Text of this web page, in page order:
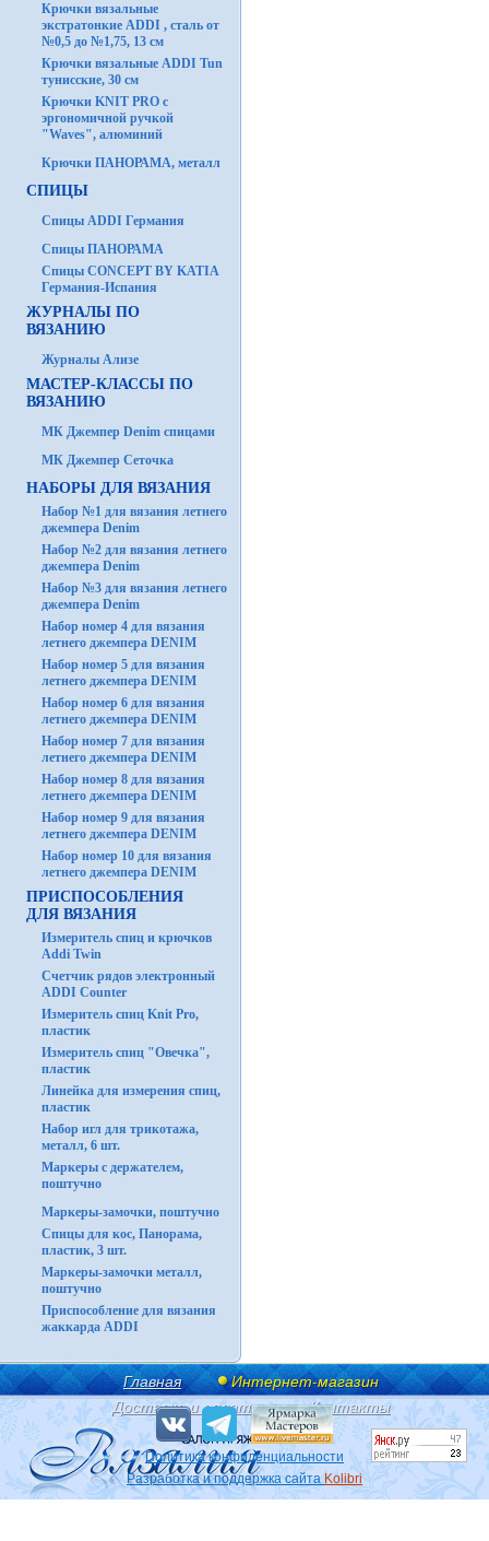
Крючки вязальные
экстратонкие ADDI , сталь от
№0,5 до №1,75, 13 см
Крючки вязальные ADDI Tun
тунисские, 30 см
Крючки KNIT PRO с
эргономичной ручкой
"Waves", алюминий
Крючки ПАНОРАМА, металл
СПИЦЫ
Спицы ADDI Германия
Спицы ПАНОРАМА
Спицы CONCEPT BY KATIA
Германия-Испания
ЖУРНАЛЫ ПО
ВЯЗАНИЮ
Журналы Ализе
МАСТЕР-КЛАССЫ ПО
ВЯЗАНИЮ
МК Джемпер Denim спицами
МК Джемпер Сеточка
НАБОРЫ ДЛЯ ВЯЗАНИЯ
Набор №1 для вязания летнего
джемпера Denim
Набор №2 для вязания летнего
джемпера Denim
Набор №3 для вязания летнего
джемпера Denim
Набор номер 4 для вязания
летнего джемпера DENIM
Набор номер 5 для вязания
летнего джемпера DENIM
Набор номер 6 для вязания
летнего джемпера DENIM
Набор номер 7 для вязания
летнего джемпера DENIM
Набор номер 8 для вязания
летнего джемпера DENIM
Набор номер 9 для вязания
летнего джемпера DENIM
Набор номер 10 для вязания
летнего джемпера DENIM
ПРИСПОСОБЛЕНИЯ
ДЛЯ ВЯЗАНИЯ
Измеритель спиц и крючков
Addi Twin
Счетчик рядов электронный
ADDI Counter
Измеритель спиц Knit Pro,
пластик
Измеритель спиц "Овечка",
пластик
Линейка для измерения спиц,
пластик
Набор игл для трикотажа,
металл, 6 шт.
Маркеры с держателем,
поштучно
Маркеры-замочки, поштучно
Спицы для кос, Панорама,
пластик, 3 шт.
Маркеры-замочки металл,
поштучно
Приспособление для вязания
жаккарда ADDI
Главная
Интернет-магазин
Доставка и оплата
Контакты
Политика конфиденциальности
Разработка и поддержка сайта Kolibri